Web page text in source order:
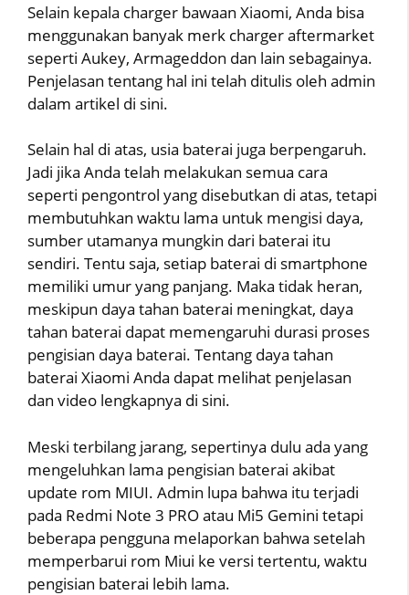
Selain kepala charger bawaan Xiaomi, Anda bisa
menggunakan banyak merk charger aftermarket
seperti Aukey, Armageddon dan lain sebagainya.
Penjelasan tentang hal ini telah ditulis oleh admin
dalam artikel di sini.
Selain hal di atas, usia baterai juga berpengaruh.
Jadi jika Anda telah melakukan semua cara
seperti pengontrol yang disebutkan di atas, tetapi
membutuhkan waktu lama untuk mengisi daya,
sumber utamanya mungkin dari baterai itu
sendiri. Tentu saja, setiap baterai di smartphone
memiliki umur yang panjang. Maka tidak heran,
meskipun daya tahan baterai meningkat, daya
tahan baterai dapat memengaruhi durasi proses
pengisian daya baterai. Tentang daya tahan
baterai Xiaomi Anda dapat melihat penjelasan
dan video lengkapnya di sini.
Meski terbilang jarang, sepertinya dulu ada yang
mengeluhkan lama pengisian baterai akibat
update rom MIUI. Admin lupa bahwa itu terjadi
pada Redmi Note 3 PRO atau Mi5 Gemini tetapi
beberapa pengguna melaporkan bahwa setelah
memperbarui rom Miui ke versi tertentu, waktu
pengisian baterai lebih lama.